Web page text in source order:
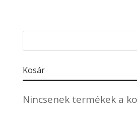
Kosár
Nincsenek termékek a